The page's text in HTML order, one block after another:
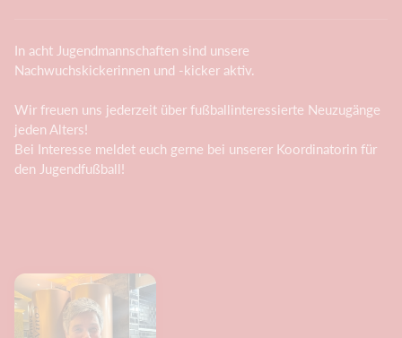
In acht Jugendmannschaften sind unsere
Nachwuchskickerinnen und -kicker aktiv.
Wir freuen uns jederzeit über fußballinteressierte Neuzugänge
jeden Alters!
Bei Interesse meldet euch gerne bei unserer Koordinatorin für
den Jugendfußball!